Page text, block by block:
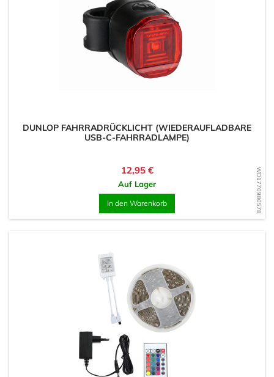
WD1770980578
DUNLOP FAHRRADRÜCKLICHT (WIEDERAUFLADBARE
USB-C-FAHRRADLAMPE)
Preis
12,95 €
Auf Lager
In den Warenkorb